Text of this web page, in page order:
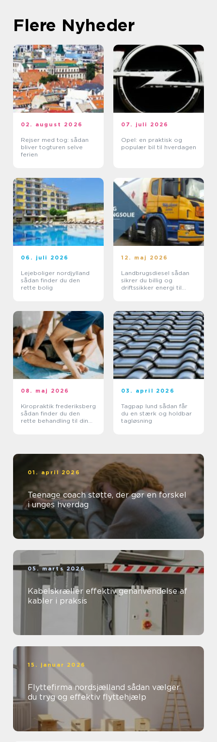
Flere Nyheder
02. august 2026
Rejser med tog: sådan
bliver togturen selve
ferien
07. juli 2026
Opel: en praktisk og
populær bil til hverdagen
06. juli 2026
Lejeboliger nordjylland
sådan finder du den
rette bolig
12. maj 2026
Landbrugsdiesel sådan
sikrer du billig og
driftssikker energi til
08. maj 2026
Kiropraktik frederiksberg
sådan finder du den
rette behandling til din
03. april 2026
Tagpap lund sådan får
du en stærk og holdbar
tagløsning
01. april 2026
Teenage coach støtte, der gør en forskel
i unges hverdag
05. marts 2026
Kabelskræller effektiv genanvendelse af
kabler i praksis
15. januar 2026
Flyttefirma nordsjælland sådan vælger
du tryg og effektiv flyttehjælp